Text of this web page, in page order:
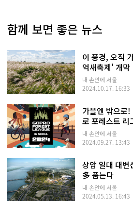
함께 보면 좋은 뉴스
이 풍경, 오직
억새축제' 개막
내 손안에 서울
2024.10.17. 16:33
가을엔 밖으로
로 포레스트 리
내 손안에 서울
2024.09.27. 13:43
상암 일대 대변
多 품는다
내 손안에 서울
2024.05.13. 16:43